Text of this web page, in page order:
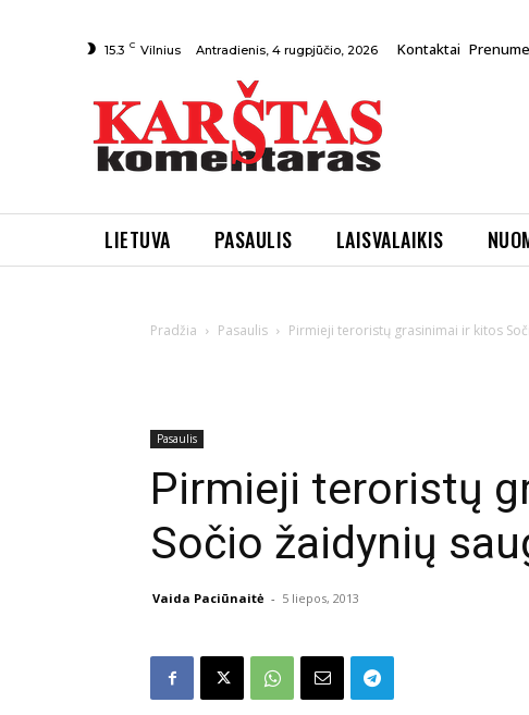
15.3 C Vilnius Antradienis, 4 rugpjūčio, 2026 Kontaktai
LIETUVA PASAULIS LAISVALAIKIS
Pradžia Pasaulis Pirmieji teroristų grasinimai ir kitos
Pasaulis
Pirmieji teroristų
Sočio žaidynių
Vaida Paciūnaitė - 5 liepos, 2013